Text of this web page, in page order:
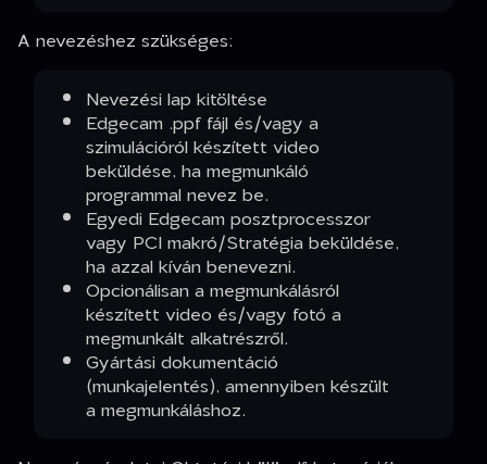
A nevezéshez szükséges:
Nevezési lap kitöltése
Edgecam .ppf fájl és/vagy a
szimulációról készített video
beküldése, ha megmunkáló
programmal nevez be.
Egyedi Edgecam posztprocesszor
vagy PCI makró/Stratégia beküldése,
ha azzal kíván benevezni.
Opcionálisan a megmunkálásról
készített video és/vagy fotó a
megmunkált alkatrészről.
Gyártási dokumentáció
(munkajelentés), amennyiben készült
a megmunkáláshoz.